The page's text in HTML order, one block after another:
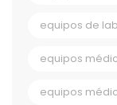
equipos de
equipos
equipos